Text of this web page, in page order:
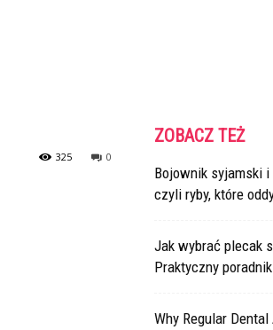
0
325
ZOBACZ TEŻ
Bojownik syjamski
czyli ryby, które
Jak wybrać plecak
Praktyczny
Why Regular